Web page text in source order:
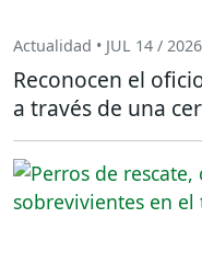
Actualidad • JUL 14 / 2026
Reconocen el
a través de una